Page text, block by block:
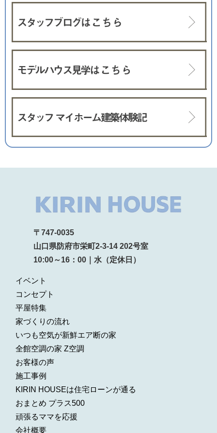
〒747-0035
山口県防府市栄町2-3-14 202号室
10:00～16：00｜水（定休日）
イベント
コンセプト
平屋特集
家づくりの流れ
いつも空気が新鮮エア断の家
全館空調の家 Z空調
お客様の声
施工事例
KIRIN HOUSEは住宅ローンが通る
おまとめ プラス500
頑張るママを応援
会社概要